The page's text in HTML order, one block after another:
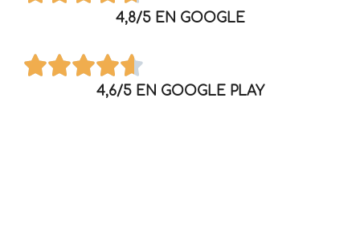
4,8/5 EN GOOGLE
4,6/5 EN GOOGLE PLAY